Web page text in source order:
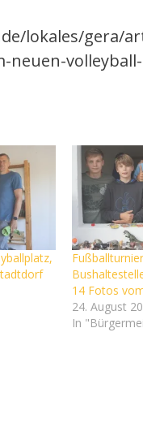
lokales/gera/
neuen-
14 Fotos
24. August
In